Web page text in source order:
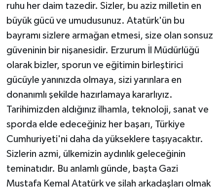
ruhu her daim tazedir. Sizler, bu aziz milletin en
büyük gücü ve umudusunuz. Atatürk'ün bu
bayramı sizlere armağan etmesi, size olan sonsuz
güveninin bir nişanesidir. Erzurum İl Müdürlüğü
olarak bizler, sporun ve eğitimin birleştirici
gücüyle yanınızda olmaya, sizi yarınlara en
donanımlı şekilde hazırlamaya kararlıyız.
Tarihimizden aldığınız ilhamla, teknoloji, sanat ve
sporda elde edeceğiniz her başarı, Türkiye
Cumhuriyeti'ni daha da yükseklere taşıyacaktır.
Sizlerin azmi, ülkemizin aydınlık geleceğinin
teminatıdır. Bu anlamlı günde, başta Gazi
Mustafa Kemal Atatürk ve silah arkadaşları olmak